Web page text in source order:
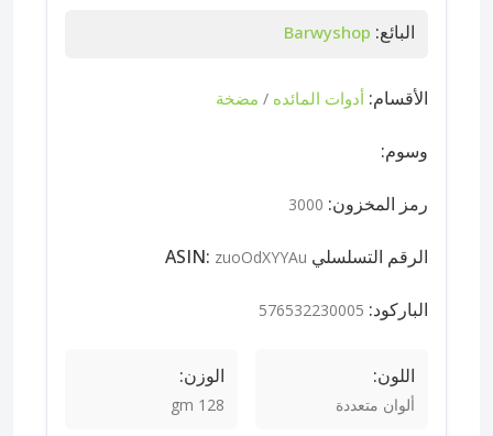
البائع: Barwyshop
الأقسام: أدوات المائده / مضخة
وسوم:
رمز المخزون: 3000
الرقم التسلسلي ASIN: zuoOdXYYAu
الباركود: 576532230005
اللون:
ألوان متعددة
الوزن:
128 gm